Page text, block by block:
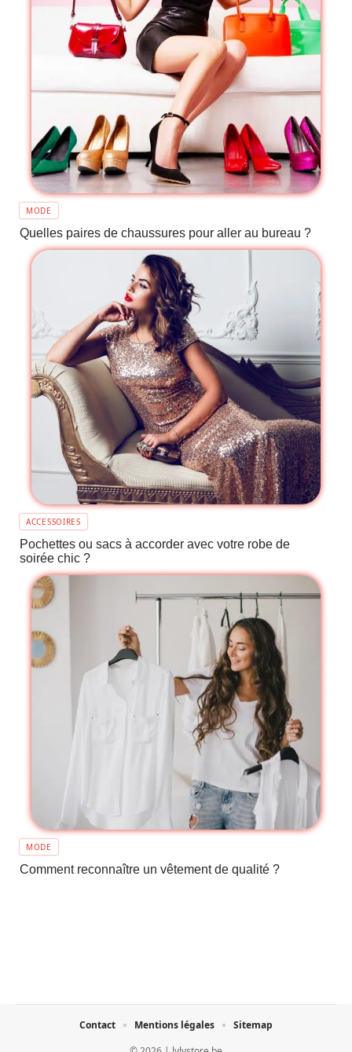
MODE
Quelles paires de chaussures pour aller au bureau ?
ACCESSOIRES
Pochettes ou sacs à accorder avec votre robe de
soirée chic ?
MODE
Comment reconnaître un vêtement de qualité ?
Contact Mentions légales Sitemap